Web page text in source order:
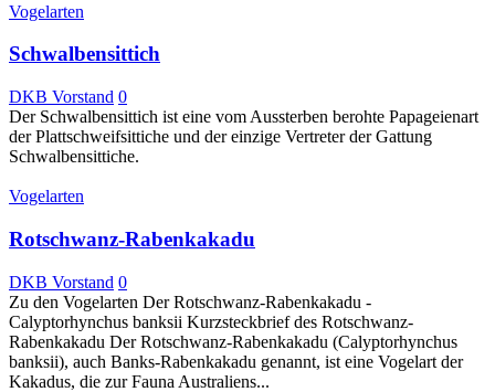
Vogelarten
Schwalbensittich
DKB Vorstand 0
Der Schwalbensittich ist eine vom Aussterben berohte Papageienart
der Plattschweifsittiche und der einzige Vertreter der Gattung
Schwalbensittiche.
Vogelarten
Rotschwanz-Rabenkakadu
DKB Vorstand 0
Zu den Vogelarten Der Rotschwanz-Rabenkakadu -
Calyptorhynchus banksii Kurzsteckbrief des Rotschwanz-
Rabenkakadu Der Rotschwanz-Rabenkakadu (Calyptorhynchus
banksii), auch Banks-Rabenkakadu genannt, ist eine Vogelart der
Kakadus, die zur Fauna Australiens...